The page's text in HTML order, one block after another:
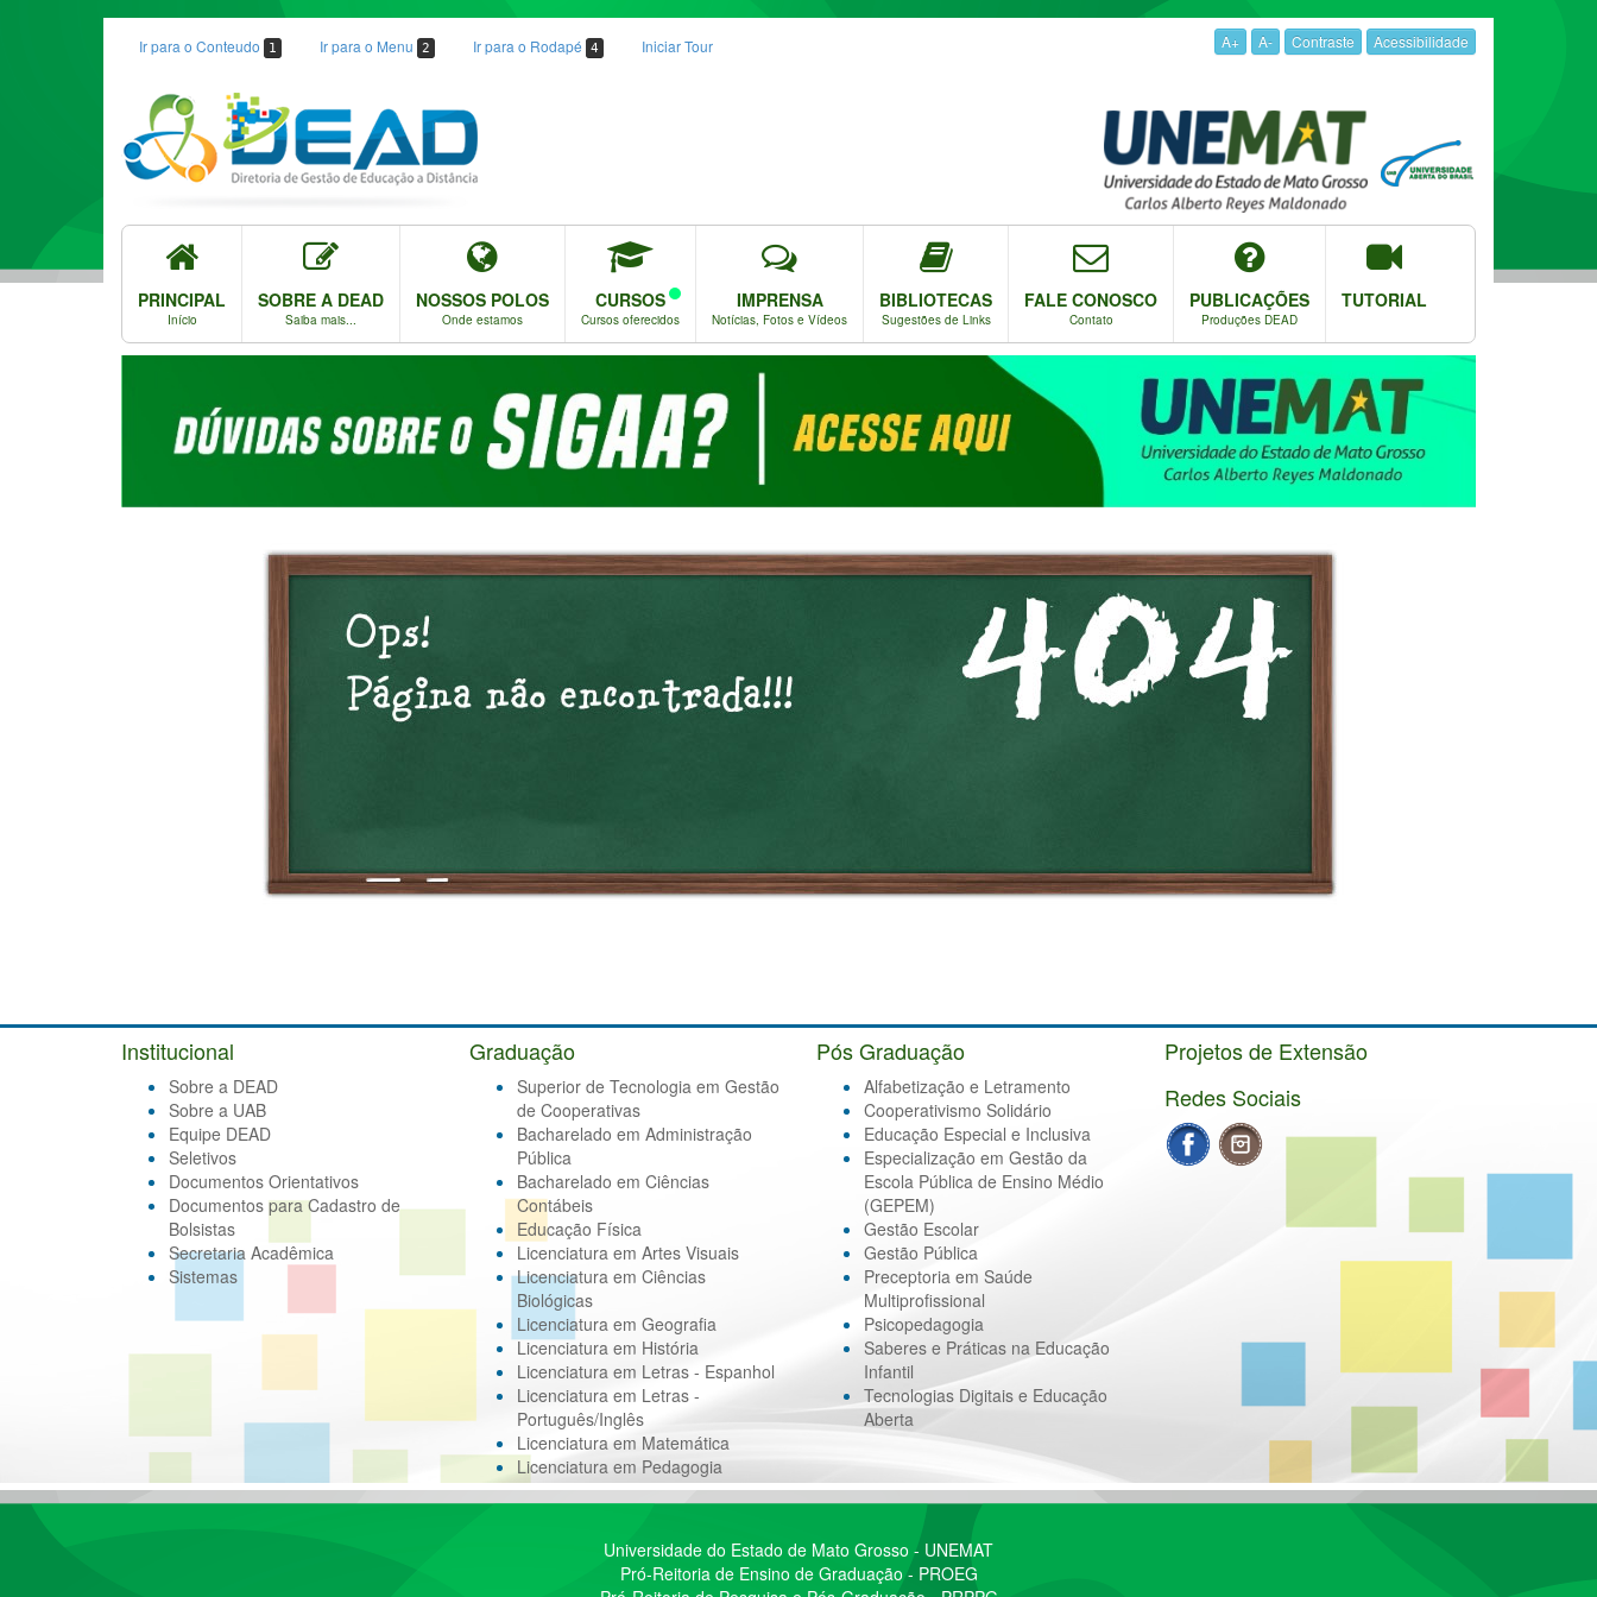
Ir para o Conteudo 1 Ir para o Menu 2 Ir para o Rodapé 4 Iniciar Tour A+ A- Contraste Acessibilidade
PRINCIPAL
Início
SOBRE A DEAD
Saiba mais...
NOSSOS POLOS
Onde estamos
CURSOS
Cursos oferecidos
IMPRENSA
Notícias, Fotos e Vídeos
BIBLIOTECAS
Sugestões de Links
FALE CONOSCO
Contato
PUBLICAÇÕES
Produções DEAD
TUTORIAL
Institucional
Sobre a DEAD
Sobre a UAB
Equipe DEAD
Seletivos
Documentos Orientativos
Documentos para Cadastro de
Bolsistas
Secretaria Acadêmica
Sistemas
Graduação
Superior de Tecnologia em Gestão
de Cooperativas
Bacharelado em Administração
Pública
Bacharelado em Ciências
Contábeis
Educação Física
Licenciatura em Artes Visuais
Licenciatura em Ciências
Biológicas
Licenciatura em Geografia
Licenciatura em História
Licenciatura em Letras - Espanhol
Licenciatura em Letras -
Português/Inglês
Licenciatura em Matemática
Licenciatura em Pedagogia
Pós Graduação
Alfabetização e Letramento
Cooperativismo Solidário
Educação Especial e Inclusiva
Especialização em Gestão da
Escola Pública de Ensino Médio
(GEPEM)
Gestão Escolar
Gestão Pública
Preceptoria em Saúde
Multiprofissional
Psicopedagogia
Saberes e Práticas na Educação
Infantil
Tecnologias Digitais e Educação
Aberta
Projetos de Extensão
Redes Sociais
Universidade do Estado de Mato Grosso - UNEMAT
Pró-Reitoria de Ensino de Graduação - PROEG